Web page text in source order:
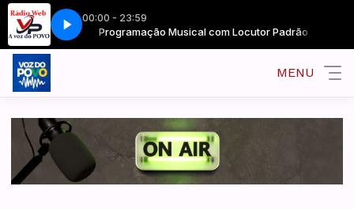
00:00 - 23:59
Padrão Programação Musical com Locutor Padrão
PV876
MENU